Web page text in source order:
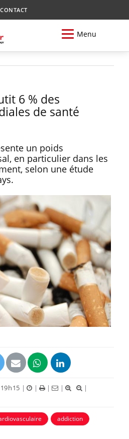
CONTACT
Menu
6 % des
de santé
un poids
en particulier dans les
selon une étude
| | | |
|
addiction